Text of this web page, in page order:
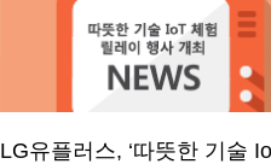
LG유플러스, ‘따뜻한 기술